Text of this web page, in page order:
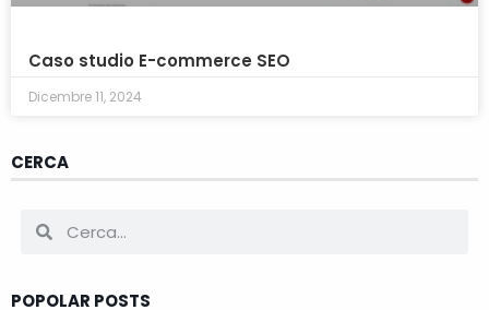
Caso studio E-commerce SEO
Dicembre 11, 2024
CERCA
POPOLAR POSTS